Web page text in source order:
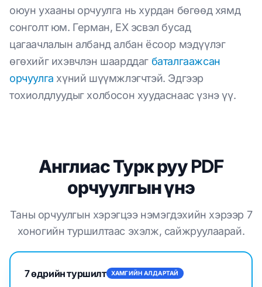
оюун ухааны орчуулга нь хурдан бөгөөд хямд
сонголт юм. Герман, ЕХ эсвэл бусад
цагаачлалын албанд албан ёсоор мэдүүлэг
өгөхийг ихэвчлэн шаарддаг баталгаажсан
орчуулга хүний шүүмжлэгчтэй. Эдгээр
тохиолдлуудыг холбосон хуудаснаас үзнэ үү.
Англиас Турк руу PDF
орчуулгын үнэ
Таны орчуулгын хэрэгцээ нэмэгдэхийн хэрээр 7
хоногийн туршилтаас эхэлж, сайжруулаарай.
7 өдрийн туршилт ХАМГИЙН АЛДАРТАЙ